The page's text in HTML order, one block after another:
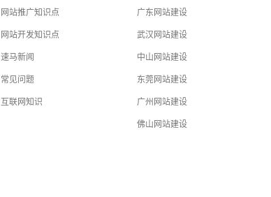
网站推广知识点
网站开发知识点
速马新闻
常见问题
互联网知识
广东网站建设
武汉网站建设
中山网站建设
东莞网站建设
广州网站建设
佛山网站建设